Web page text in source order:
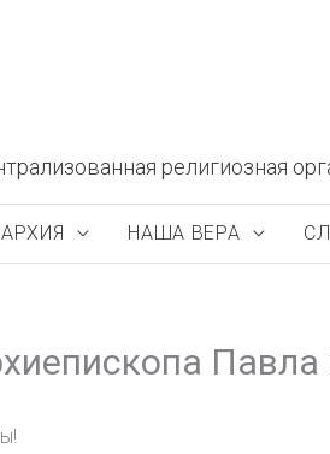
религиозная
НАША ВЕРА
Павла